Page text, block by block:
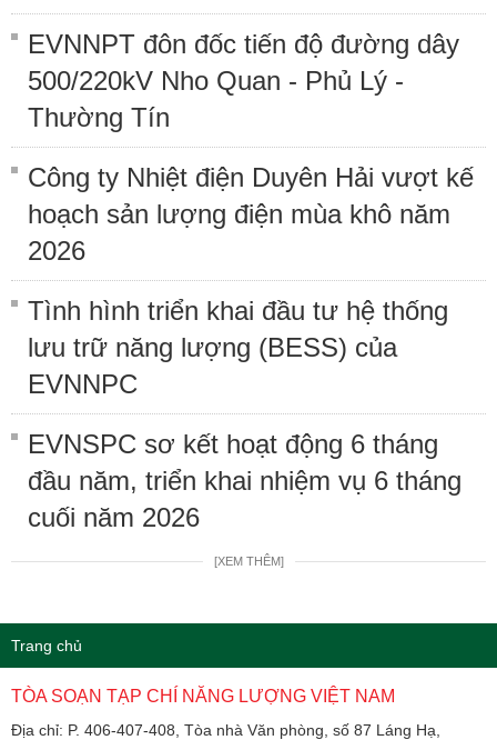
EVNNPT đôn đốc tiến độ đường dây
500/220kV Nho Quan - Phủ Lý -
Thường Tín
Công ty Nhiệt điện Duyên Hải vượt kế
hoạch sản lượng điện mùa khô năm
2026
Tình hình triển khai đầu tư hệ thống
lưu trữ năng lượng (BESS) của
EVNNPC
EVNSPC sơ kết hoạt động 6 tháng
đầu năm, triển khai nhiệm vụ 6 tháng
cuối năm 2026
[XEM THÊM]
Trang chủ
TÒA SOẠN TẠP CHÍ NĂNG LƯỢNG VIỆT NAM
Địa chỉ: P. 406-407-408, Tòa nhà Văn phòng, số 87 Láng Hạ,